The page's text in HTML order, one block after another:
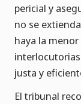
pericial y
no se
haya la
justa y
El tribunal